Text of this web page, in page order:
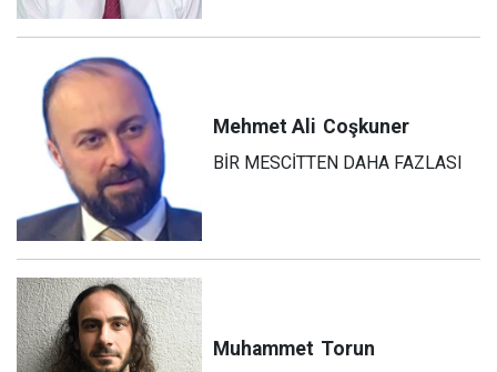
Mehmet Ali Coşkuner
BİR MESCİTTEN DAHA FAZLASI
Muhammet Torun